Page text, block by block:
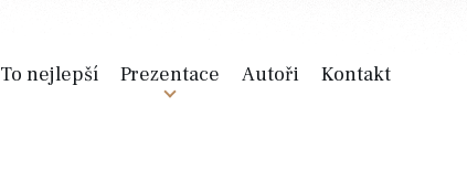
To nejlepší Prezentace Autoři Kontakt